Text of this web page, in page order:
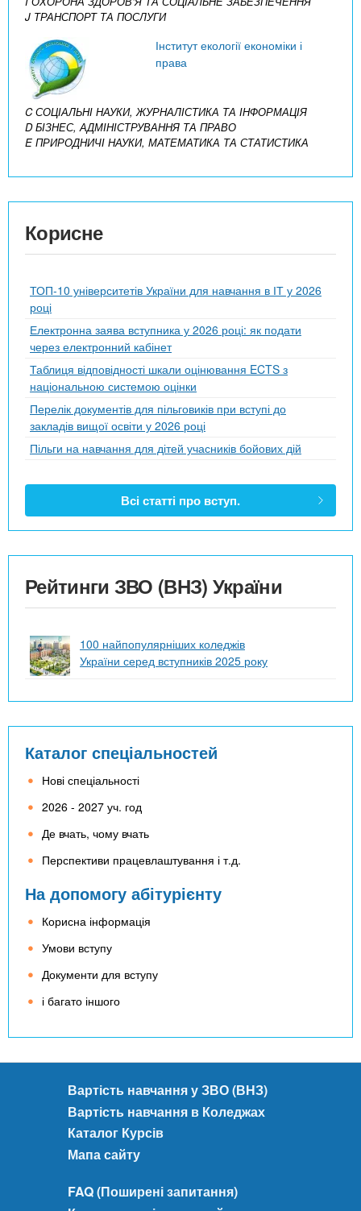
J ТРАНСПОРТ ТА ПОСЛУГИ
Інститут екології економіки і
права
C СОЦІАЛЬНІ НАУКИ, ЖУРНАЛІСТИКА ТА ІНФОРМАЦІЯ
D БІЗНЕС, АДМІНІСТРУВАННЯ ТА ПРАВО
E ПРИРОДНИЧІ НАУКИ, МАТЕМАТИКА ТА СТАТИСТИКА
Корисне
ТОП-10 університетів України для навчання в ІТ у 2026
році
Електронна заява вступника у 2026 році: як подати
через електронний кабінет
Таблиця відповідності шкали оцінювання ECTS з
національною системою оцінки
Перелік документів для пільговиків при вступі до
закладів вищої освіти у 2026 році
Пільги на навчання для дітей учасників бойових дій
Всі статті про вступ.
Рейтинги ЗВО (ВНЗ) України
100 найпопулярніших коледжів
України серед вступників 2025 року
Каталог спеціальностей
Нові спеціальності
2026 - 2027 уч. год
Де вчать, чому вчать
Перспективи працевлаштування і т.д.
На допомогу абітурієнту
Корисна інформація
Умови вступу
Документи для вступу
і багато іншого
Вартість навчання у ЗВО (ВНЗ)
Вартість навчання в Коледжах
Каталог Курсів
Мапа сайту
FAQ (Поширені запитання)